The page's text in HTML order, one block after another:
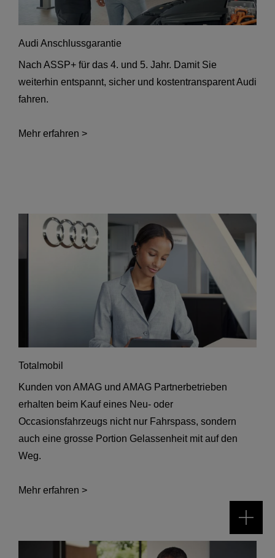
Audi Anschlussgarantie
Nach ASSP+ für das 4. und 5. Jahr. Damit Sie
weiterhin entspannt, sicher und kostentransparent Audi
fahren.
Mehr erfahren >
Totalmobil
Kunden von AMAG und AMAG Partnerbetrieben
erhalten beim Kauf eines Neu- oder
Occasionsfahrzeugs nicht nur Fahrspass, sondern
auch eine grosse Portion Gelassenheit mit auf den
Weg.
Mehr erfahren >